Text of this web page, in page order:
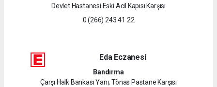
Devlet Hastanesi Eski Acil Kapısı Karşısı
0 (266) 243 41 22
Eda Eczanesi
Bandırma
Çarşı Halk Bankası Yanı, Tönas Pastane Karşısı